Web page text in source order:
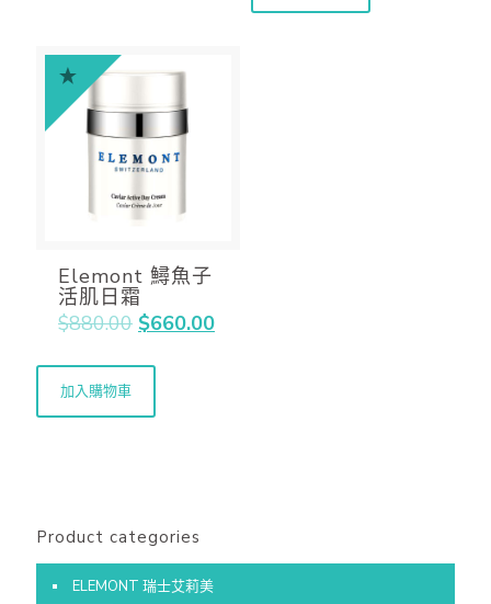
Elemont 鱘魚子
活肌日霜
$880.00 $660.00
加入購物車
Product categories
ELEMONT 瑞士艾莉美